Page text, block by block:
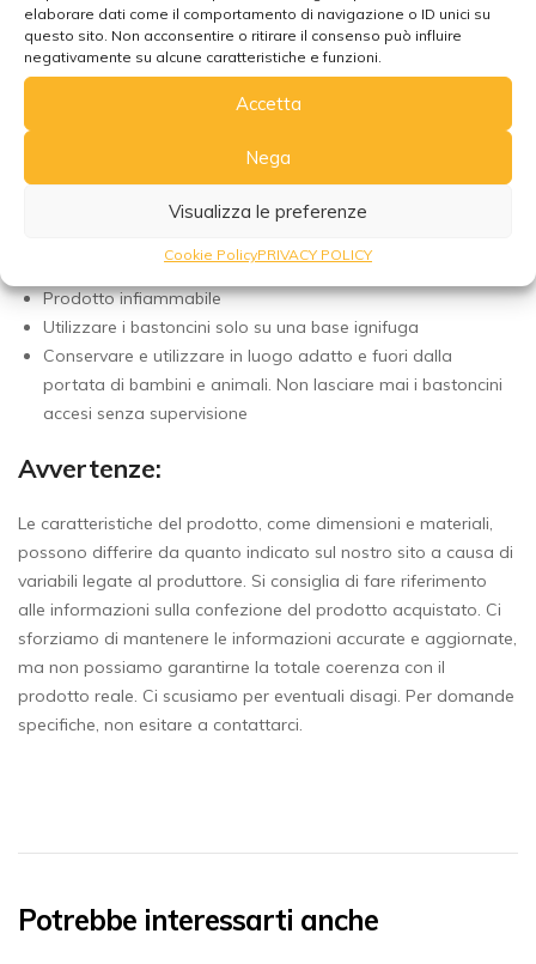
elaborare dati come il comportamento di navigazione o ID unici su
questo sito. Non acconsentire o ritirare il consenso può influire
negativamente su alcune caratteristiche e funzioni.
Accetta
Nega
Visualizza le preferenze
Cookie PolicyPRIVACY POLICY
muffa e il deterioramento dei bastoncini, mentre la luce
diretta può sbiadire il loro profumo.
Mantieni i bastoncini a temperatura ambiente costante,
evitando forti sbalzi termici che potrebbero danneggiarli.
ristagno di odori e preservare la fragranza dei bastoncini
Prodotto infiammabile
Utilizzare i bastoncini solo su una base ignifuga
Conservare e utilizzare in luogo adatto e fuori dalla
portata di bambini e animali. Non lasciare mai i bastoncini
accesi senza supervisione
Avvertenze:
Le caratteristiche del prodotto, come dimensioni e materiali,
possono differire da quanto indicato sul nostro sito a causa di
variabili legate al produttore. Si consiglia di fare riferimento
alle informazioni sulla confezione del prodotto acquistato. Ci
sforziamo di mantenere le informazioni accurate e aggiornate,
ma non possiamo garantirne la totale coerenza con il
prodotto reale. Ci scusiamo per eventuali disagi. Per domande
specifiche, non esitare a contattarci.
Potrebbe interessarti anche